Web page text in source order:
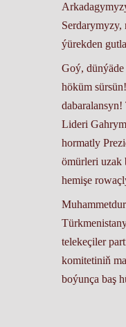
ýürekden
Goý,
höküm
Lideri
hormatly
ömürleri uzak
hemişe
telekeçiler
komitetiniň
boýunça baş